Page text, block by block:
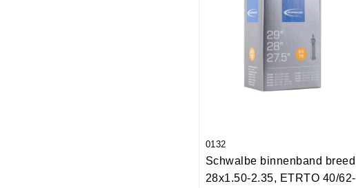
0132
Schwalbe binnenband breed
28x1.50-2.35, ETRTO 40/62-